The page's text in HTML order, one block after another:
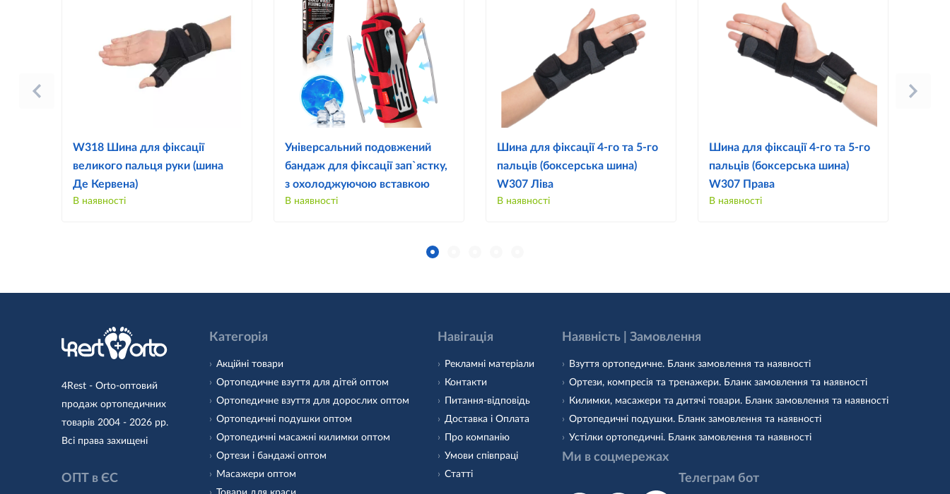
W318 Шина для фіксації
великого пальця руки (шина
Де Кервена)
В наявності
Універсальний подовжений
бандаж для фіксації зап`ястку,
з охолоджуючою вставкою
В наявності
Шина для фіксації 4-го та 5-го
пальців (боксерська шина)
W307 Ліва
В наявності
Шина для фіксації 4-го та 5-го
пальців (боксерська шина)
W307 Права
В наявності
4Rest - Orto-оптовий
продаж ортопедичних
товарів 2004 - 2026 рр.
Всі права захищені
ОПТ в ЄС
Категорія
Акційні товари
Ортопедичне взуття для дітей оптом
Ортопедичне взуття для дорослих оптом
Ортопедичні подушки оптом
Ортопедичні масажні килимки оптом
Ортези і бандажі оптом
Масажери оптом
Навігація
Рекламні матеріали
Контакти
Питання-відповідь
Доставка і Оплата
Про компанію
Умови співпраці
Статті
Наявність | Замовлення
Взуття ортопедичне. Бланк замовлення та наявності
Ортези, компресія та тренажери. Бланк замовлення та наявності
Килимки, масажери та дитячі товари. Бланк замовлення та наявності
Ортопедичні подушки. Бланк замовлення та наявності
Устілки ортопедичні. Бланк замовлення та наявності
Ми в соцмережах
Телеграм бот